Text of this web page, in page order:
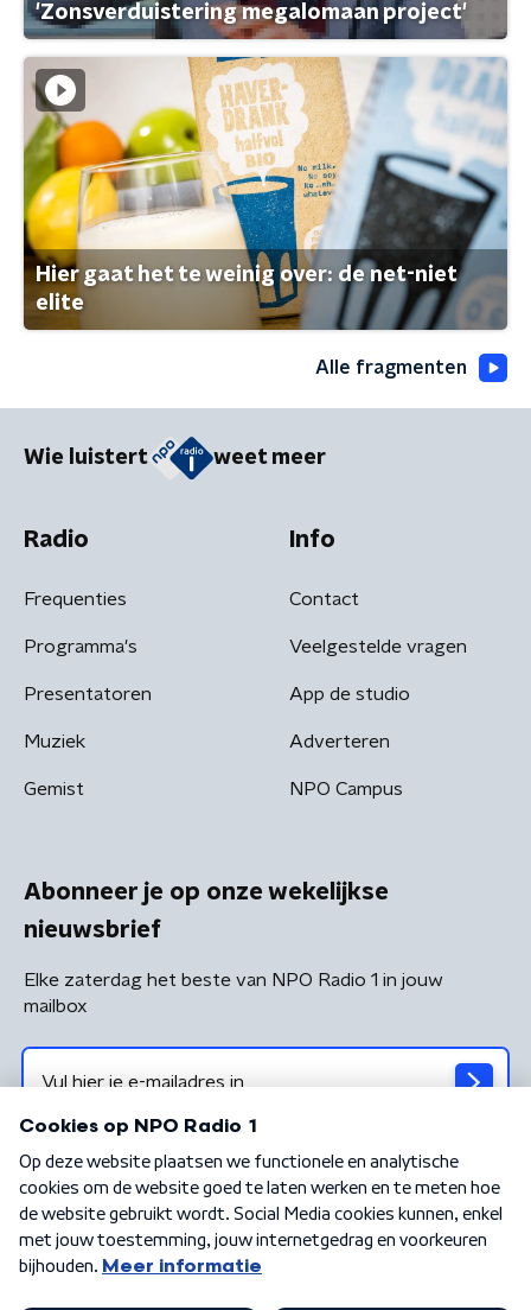
'Zonsverduistering megalomaan project'
Hier gaat het te weinig over: de net-niet
elite
Alle fragmenten
Wie luistert weet meer
Radio
Frequenties
Programma's
Presentatoren
Muziek
Gemist
Info
Contact
Veelgestelde vragen
App de studio
Adverteren
NPO Campus
Abonneer je op onze wekelijkse
nieuwsbrief
Elke zaterdag het beste van NPO Radio 1 in jouw
mailbox
Algemene voorwaarden Privacybeleid